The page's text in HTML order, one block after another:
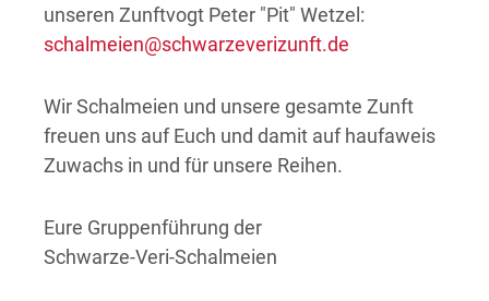
unseren Zunftvogt Peter "Pit" Wetzel:
schalmeien@schwarzeverizunft.de
Wir Schalmeien und unsere gesamte Zunft
freuen uns auf Euch und damit auf haufaweis
Zuwachs in und für unsere Reihen.
Eure Gruppenführung der
Schwarze-Veri-Schalmeien